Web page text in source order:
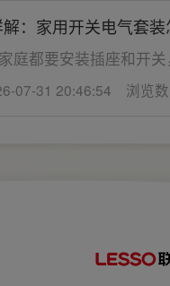
时开关、插座的数量
插座的位置设置不合理
带来诸多不便，甚至留
前一定要精心规划开关
：家用开关电气套装
怎么安装更安全
庭都要安装插座和开关
开关电气套装之后，并
的离地高度以及规范的
07-31 20:46:54 浏览